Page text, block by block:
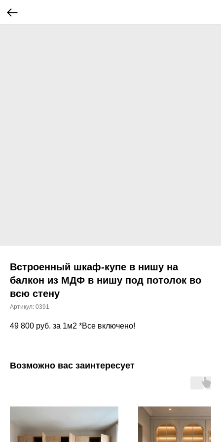
Встроенный шкаф-купе в нишу на
балкон из МДФ в нишу под потолок во
всю стену
Артикул: 0391
49 800 руб. за 1м2 *Все включено!
Возможно вас заинтересует